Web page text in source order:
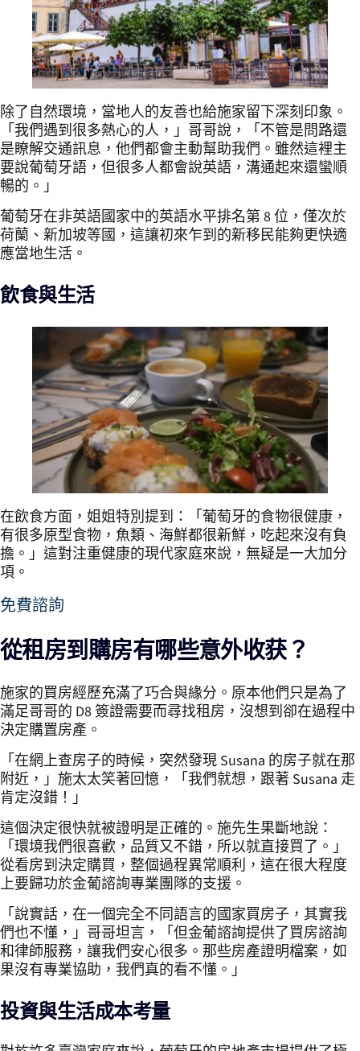
除了自然環境，當地人的友善也給施家留下深刻印象。
「我們遇到很多熱心的人，」哥哥說，「不管是問路還
是瞭解交通訊息，他們都會主動幫助我們。雖然這裡主
要說葡萄牙語，但很多人都會說英語，溝通起來還蠻順
暢的。」
葡萄牙在非英語國家中的英語水平排名第 8 位，僅次於
荷蘭、新加坡等國，這讓初來乍到的新移民能夠更快適
應當地生活。
飲食與生活
在飲食方面，姐姐特別提到：「葡萄牙的食物很健康，
有很多原型食物，魚類、海鮮都很新鮮，吃起來沒有負
擔。」這對注重健康的現代家庭來說，無疑是一大加分
項。
免費諮詢
從租房到購房有哪些意外收获？
施家的買房經歷充滿了巧合與緣分。原本他們只是為了
滿足哥哥的 D8 簽證需要而尋找租房，沒想到卻在過程中
決定購置房產。
「在網上查房子的時候，突然發現 Susana 的房子就在那
附近，」施太太笑著回憶，「我們就想，跟著 Susana 走
肯定沒錯！」
這個決定很快就被證明是正確的。施先生果斷地說：
「環境我們很喜歡，品質又不錯，所以就直接買了。」
從看房到決定購買，整個過程異常順利，這在很大程度
上要歸功於金葡諮詢專業團隊的支援。
「說實話，在一個完全不同語言的國家買房子，其實我
們也不懂，」哥哥坦言，「但金葡諮詢提供了買房諮詢
和律師服務，讓我們安心很多。那些房產證明檔案，如
果沒有專業協助，我們真的看不懂。」
投資與生活成本考量